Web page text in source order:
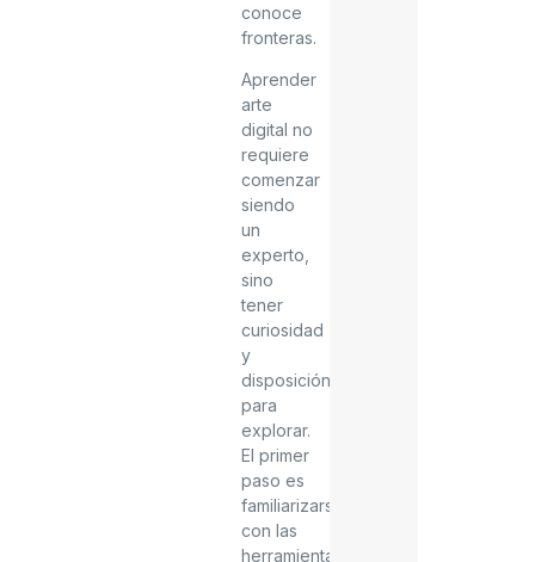
conoce
fronteras.
Aprender
arte
digital no
requiere
comenzar
siendo
un
experto,
sino
tener
curiosidad
y
disposición
para
explorar.
El primer
paso es
familiarizarse
con las
herramientas